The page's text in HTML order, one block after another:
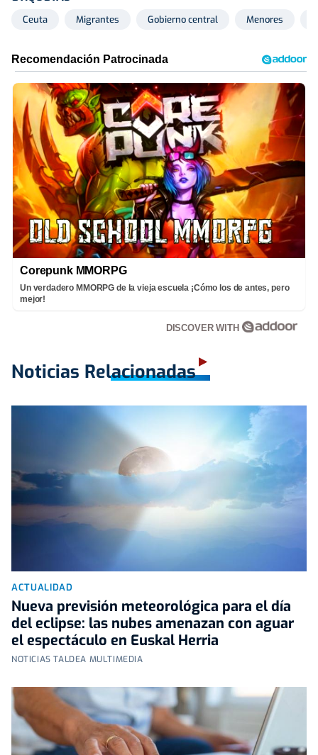
Ceuta Migrantes Gobierno central Menores
Corepunk MMORPG
Un verdadero MMORPG de la vieja escuela ¡Cómo los de antes, pero
mejor!
DISCOVER WITH
Noticias Relacionadas
ACTUALIDAD
Nueva previsión meteorológica para el día
del eclipse: las nubes amenazan con aguar
el espectáculo en Euskal Herria
NOTICIAS TALDEA MULTIMEDIA